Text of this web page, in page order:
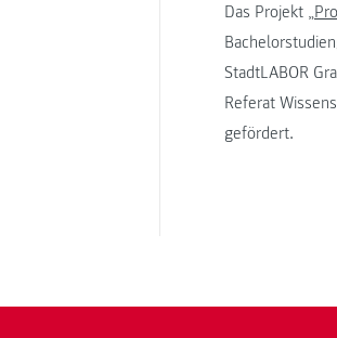
Das Projekt „
StadtLABOR
Referat
gefördert.